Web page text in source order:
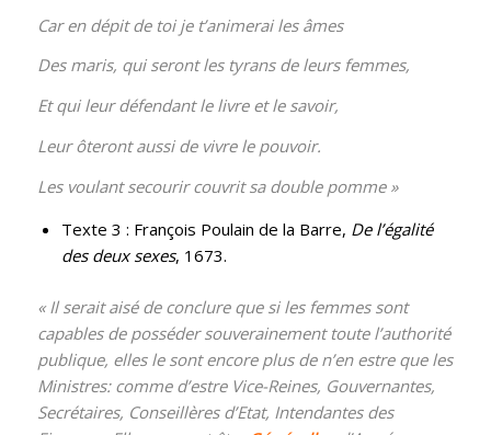
Car en dépit de toi je t’animerai les âmes
Des maris, qui seront les tyrans de leurs femmes,
Et qui leur défendant le livre et le savoir,
Leur ôteront aussi de vivre le pouvoir.
Les voulant secourir couvrit sa double pomme »
Texte 3 : François Poulain de la Barre, De l’égalité
des deux sexes, 1673.
« Il serait aisé de conclure que si les femmes sont
capables de posséder souverainement toute l’authorité
publique, elles le sont encore plus de n’en estre que les
Ministres: comme d’estre Vice-Reines, Gouvernantes,
Secrétaires, Conseillères d’Etat, Intendantes des